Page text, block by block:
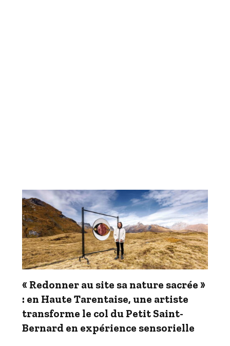
« Redonner au site sa nature sacrée »
: en Haute Tarentaise, une artiste
transforme le col du Petit Saint-
Bernard en expérience sensorielle